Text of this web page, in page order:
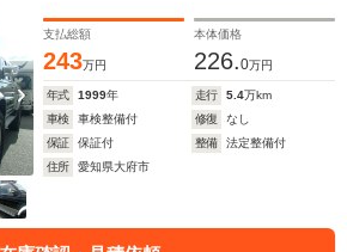
支払総額
243万円
本体価格
226.0万円
年式 1999年 走行 5.4万km
車検
車検整備付 修復
なし
保証
保証付 整備
法定整備付
住所
愛知県大府市